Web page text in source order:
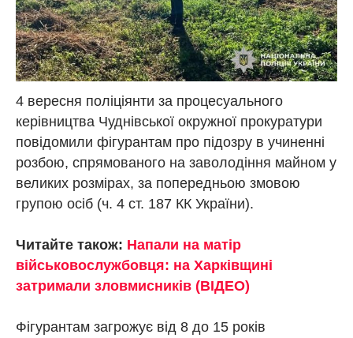
4 вересня поліціянти за процесуального
керівництва Чуднівської окружної прокуратури
повідомили фігурантам про підозру в учиненні
розбою, спрямованого на заволодіння майном у
великих розмірах, за попередньою змовою
групою осіб (ч. 4 ст. 187 КК України).
Читайте також: Напали на матір
військовослужбовця: на Харківщині
затримали зловмисників (ВІДЕО)
Фігурантам загрожує від 8 до 15 років